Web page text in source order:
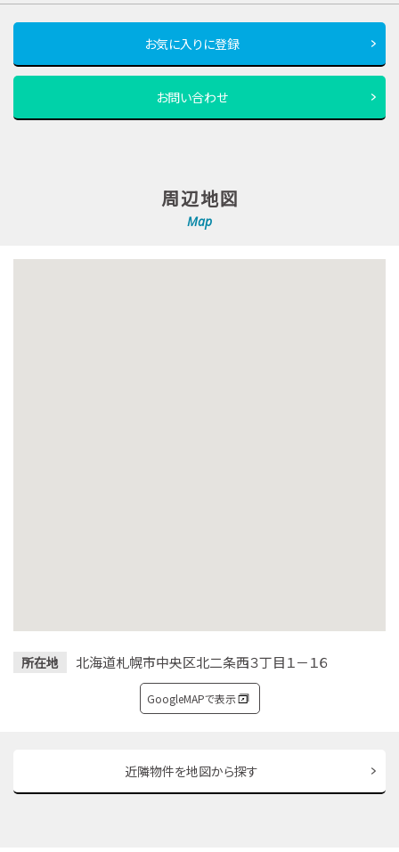
お気に入りに登録
お問い合わせ
周辺地図
Map
所在地 北海道札幌市中央区北二条西３丁目１－１６
GoogleMAPで表示
近隣物件を地図から探す